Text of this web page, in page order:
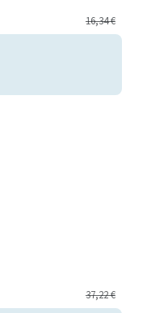
16,34€
37,22€